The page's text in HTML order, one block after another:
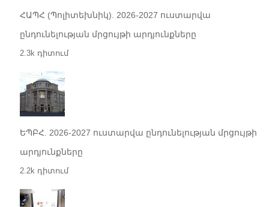
ՀԱՊՀ (Պոլիտեխնիկ). 2026-2027 ուստարվա
ընդունելության մրցույթի արդյունքները
2.3k դիտում
ԵՊԲՀ. 2026-2027 ուստարվա ընդունելության մրցույթի
արդյունքները
2.2k դիտում